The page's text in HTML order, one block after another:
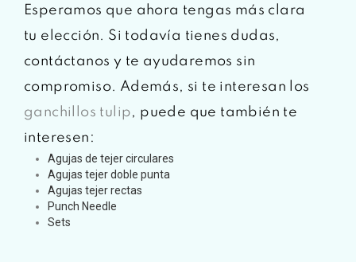
Esperamos que ahora tengas más clara
tu elección. Si todavía tienes dudas,
contáctanos y te ayudaremos sin
compromiso. Además, si te interesan los
ganchillos tulip, puede que también te
interesen:
Agujas de tejer circulares
Agujas tejer doble punta
Agujas tejer rectas
Punch Needle
Sets